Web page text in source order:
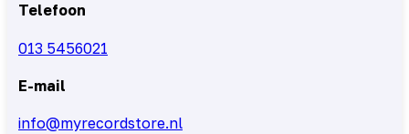
Telefoon
013 5456021
E-mail
info@myrecordstore.nl